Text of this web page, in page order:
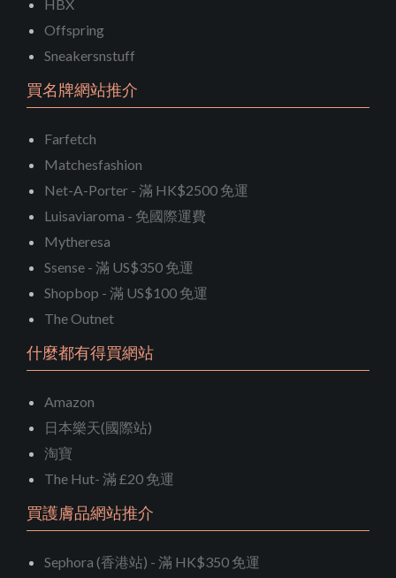
HBX
Offspring
Sneakersnstuff
買名牌網站推介
Farfetch
Matchesfashion
Net-A-Porter - 滿 HK$2500 免運
Luisaviaroma - 免國際運費
Mytheresa
Ssense - 滿 US$350 免運
Shopbop - 滿 US$100 免運
The Outnet
什麼都有得買網站
Amazon
日本樂天(國際站)
淘寶
The Hut- 滿 £20 免運
買護膚品網站推介
Sephora (香港站) - 滿 HK$350 免運